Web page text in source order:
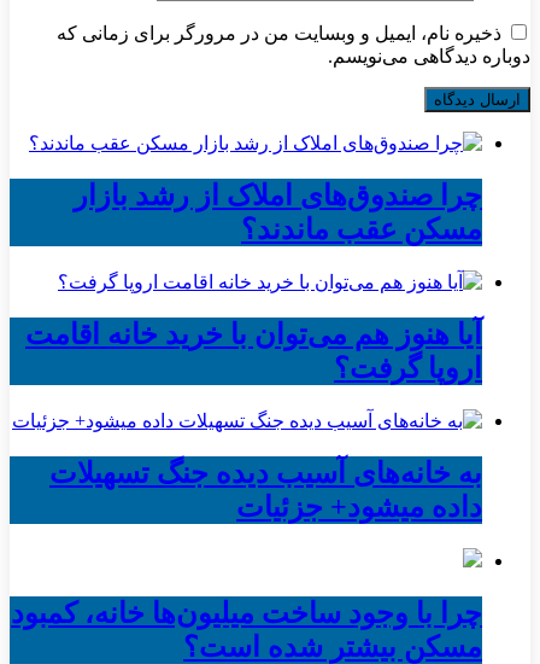
ذخیره نام، ایمیل و وبسایت من در مرورگر برای زمانی که
دوباره دیدگاهی می‌نویسم.
چرا صندوق‌های املاک از رشد بازار
مسکن عقب ماندند؟
آیا هنوز هم می‌توان با خرید خانه اقامت
اروپا گرفت؟
به خانه‌های آسیب دیده جنگ تسهیلات
داده میشود+ جزئیات
چرا با وجود ساخت میلیون‌ها خانه، کمبود
مسکن بیشتر شده است؟